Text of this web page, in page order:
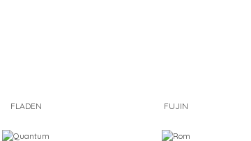
FLADEN FUJIN